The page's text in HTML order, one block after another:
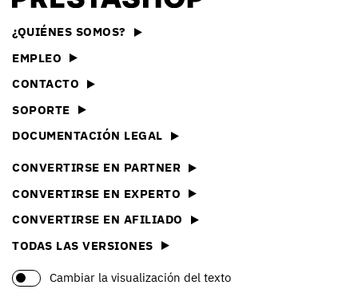
¿QUIÉNES SOMOS?
EMPLEO
CONTACTO
SOPORTE
DOCUMENTACIÓN LEGAL
CONVERTIRSE EN PARTNER
CONVERTIRSE EN EXPERTO
CONVERTIRSE EN AFILIADO
TODAS LAS VERSIONES
Cambiar la visualización del texto